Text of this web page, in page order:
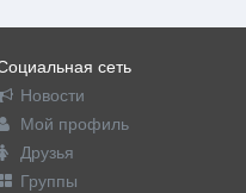
сеть
Новости
Мой профиль
Друзья
Группы